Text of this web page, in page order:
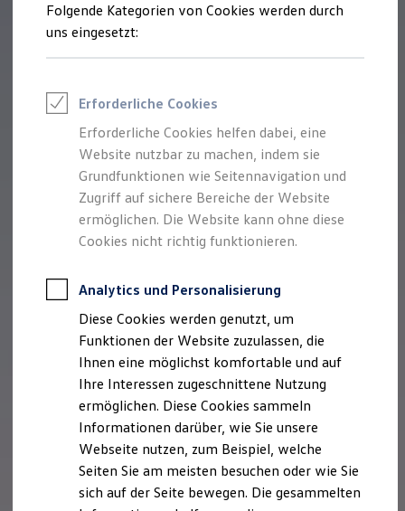
Feuerwehr
Rettungsdienste
ONE Business ID Vorteile
Fahrzeugsuche & Marktplatz
Digitaler Marktplatz
Kauf & Finanzierung
Online-Fahrzeugbewertung
Aktionen & Angebote
E-Auto-Förderung
Für Privatkunden
Für Gewerbekunden
Profi Paket
TopDeal
Zertifizierte Gebrauchtwagen
Für Privatkunden
Für Gewerbekunden
Leasing
Für Privatkunden
Für Gewerbekunden
Versicherungen & Garantien
Garantien
Kfz-Versicherung für Nutzfahrzeuge
Restschuldversicherung
Wartungsverträge
Besitzer & Service
Reparatur & Service
Folgende Kategorien von Cookies werden durch
uns eingesetzt:
Erforderliche Cookies
Erforderliche Cookies helfen dabei, eine
Website nutzbar zu machen, indem sie
Grundfunktionen wie Seitennavigation und
Zugriff auf sichere Bereiche der Website
ermöglichen. Die Website kann ohne diese
Cookies nicht richtig funktionieren.
Analytics und Personalisierung
Diese Cookies werden genutzt, um
Funktionen der Website zuzulassen, die
Ihnen eine möglichst komfortable und auf
Ihre Interessen zugeschnittene Nutzung
ermöglichen. Diese Cookies sammeln
Informationen darüber, wie Sie unsere
Webseite nutzen, zum Beispiel, welche
Seiten Sie am meisten besuchen oder wie Sie
sich auf der Seite bewegen. Die gesammelten